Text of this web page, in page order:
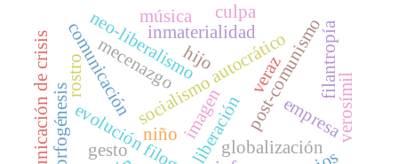
socialismo autocrático
post-comunismo
neo-liberalismo
globalización
morfogénesis
inmaterialidad
liberación
comunicación
comunicación de crisis empresa
mecenazgo filantropía
imagen
gesto
rostro hijo
culpa
verosímil
veraz
música
niño